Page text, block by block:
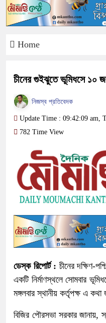
Home
চীনের গুইঝুতে ভূমিধসে ১০
নিজস্ব প্রতিবেদক
Update Time : 09:42:09 am,
782 Time View
ডেস্ক রিপোর্ট : চীনের দক্ষিণ-
একটি নির্মাণস্থলে সোমবার
মঙ্গলবার স্থানীয় কর্তৃপক্ষ এ কথা
বিজির পৌরসভা সরকার জানায়,